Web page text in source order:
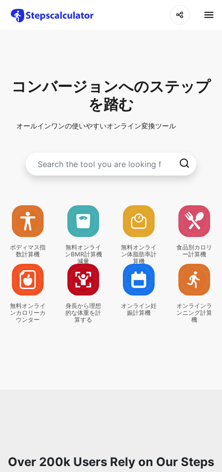
コンバージョンへのステップ
を踏む
オールインワンの使いやすいオンライン変換ツール
ボディマス指
数計算機
無料オンライ
ンBMR計算機
減量
無料オンライ
ン体脂肪率計
算機
食品別カロリ
ー計算機
無料オンライ
ンカロリーカ
ウンター
身長から理想
的な体重を計
算する
オンライン妊
娠計算機
オンラインラ
ンニング計算
機
Over 200k Users Rely on Our Steps